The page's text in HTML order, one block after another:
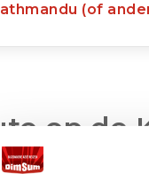
(of
op de